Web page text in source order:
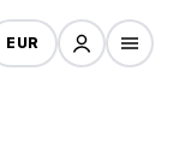
EUR